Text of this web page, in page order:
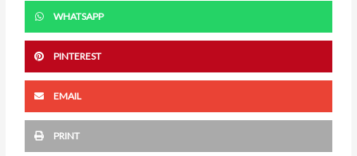
WHATSAPP
PINTEREST
EMAIL
PRINT